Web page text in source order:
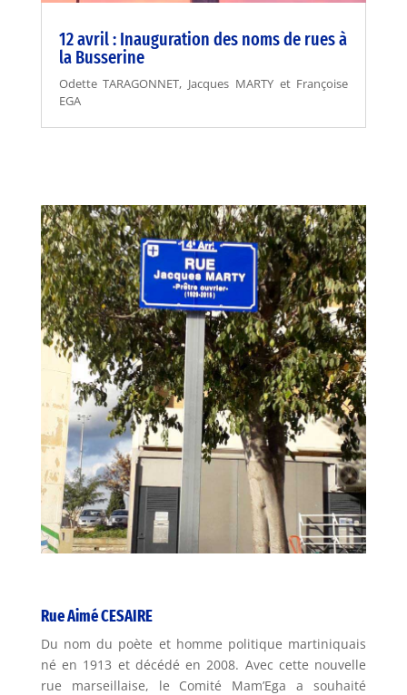
12 avril : Inauguration des noms de rues à
la Busserine
Odette TARAGONNET, Jacques MARTY et Françoise
EGA
Rue Aimé CESAIRE
Du nom du poète et homme politique martiniquais
né en 1913 et décédé en 2008. Avec cette nouvelle
rue marseillaise, le Comité Mam’Ega a souhaité